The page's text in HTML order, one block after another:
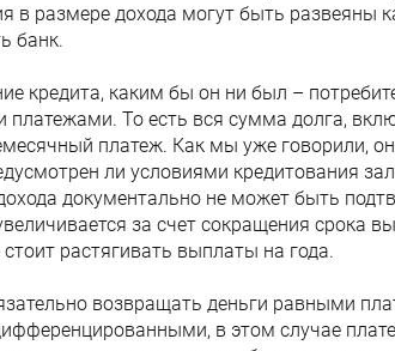
в размере дохода могут быть развеяны
банк.
кредита, каким бы он ни был –
То есть вся сумма долга,
платеж. Как мы уже говорили,
ли условиями кредитования
документально не может быть
за счет сокращения срока
стоит растягивать выплаты на года.
возвращать деньги равными
в этом случае